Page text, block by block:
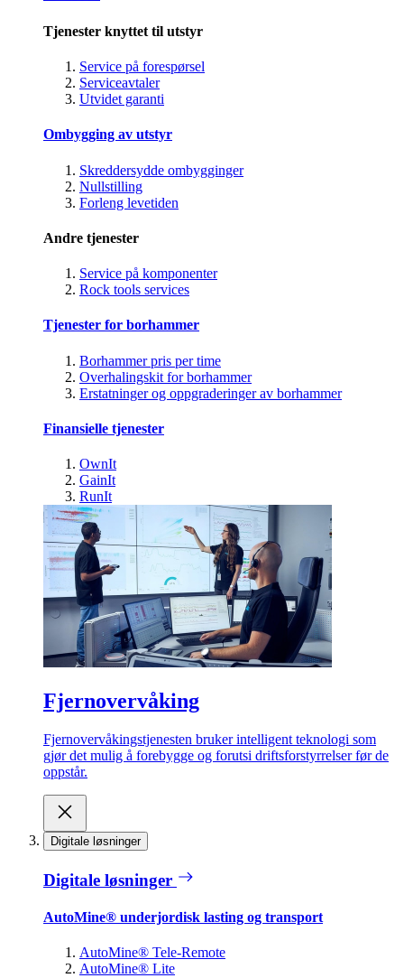
Tjenester knyttet til utstyr
Service på forespørsel
Serviceavtaler
Utvidet garanti
Ombygging av utstyr
Skreddersydde ombygginger
Nullstilling
Forleng levetiden
Andre tjenester
Service på komponenter
Rock tools services
Tjenester for borhammer
Borhammer pris per time
Overhalingskit for borhammer
Erstatninger og oppgraderinger av borhammer
Finansielle tjenester
OwnIt
GainIt
RunIt
Fjernovervåking
Fjernovervåkingstjenesten bruker intelligent teknologi som
gjør det mulig å forebygge og forutsi driftsforstyrrelser før de
oppstår.
Digitale løsninger
Digitale løsninger
AutoMine® underjordisk lasting og transport
AutoMine® Tele-Remote
AutoMine® Lite